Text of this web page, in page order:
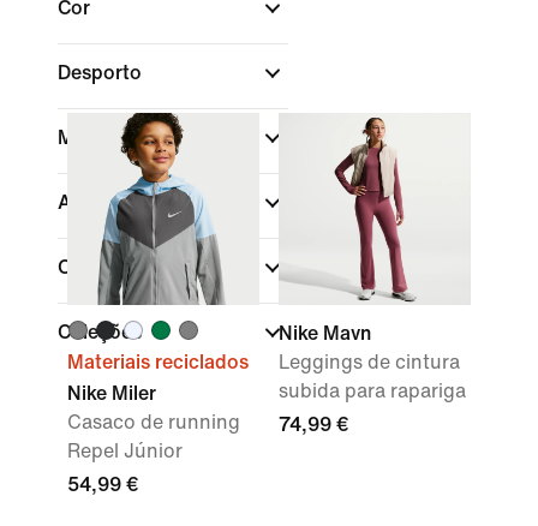
Cor
Desporto
Marca
Ajuste
Caraterísticas
Coleções
Materiais reciclados
Nike Miler
Casaco de running
Repel Júnior
54,99 €
Nike Mavn
Leggings de cintura
subida para rapariga
74,99 €